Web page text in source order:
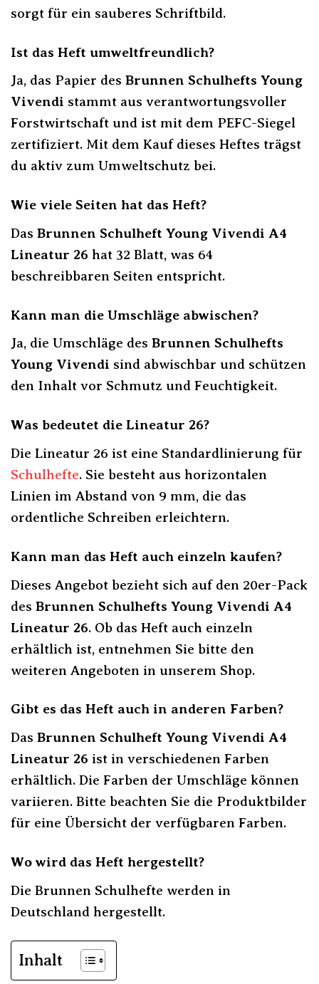
sorgt für ein sauberes Schriftbild.
Ist das Heft umweltfreundlich?
Ja, das Papier des Brunnen Schulhefts Young
Vivendi stammt aus verantwortungsvoller
Forstwirtschaft und ist mit dem PEFC-Siegel
zertifiziert. Mit dem Kauf dieses Heftes trägst
du aktiv zum Umweltschutz bei.
Wie viele Seiten hat das Heft?
Das Brunnen Schulheft Young Vivendi A4
Lineatur 26 hat 32 Blatt, was 64
beschreibbaren Seiten entspricht.
Kann man die Umschläge abwischen?
Ja, die Umschläge des Brunnen Schulhefts
Young Vivendi sind abwischbar und schützen
den Inhalt vor Schmutz und Feuchtigkeit.
Was bedeutet die Lineatur 26?
Die Lineatur 26 ist eine Standardlinierung für
Schulhefte. Sie besteht aus horizontalen
Linien im Abstand von 9 mm, die das
ordentliche Schreiben erleichtern.
Kann man das Heft auch einzeln kaufen?
Dieses Angebot bezieht sich auf den 20er-Pack
des Brunnen Schulhefts Young Vivendi A4
Lineatur 26. Ob das Heft auch einzeln
erhältlich ist, entnehmen Sie bitte den
weiteren Angeboten in unserem Shop.
Gibt es das Heft auch in anderen Farben?
Das Brunnen Schulheft Young Vivendi A4
Lineatur 26 ist in verschiedenen Farben
erhältlich. Die Farben der Umschläge können
variieren. Bitte beachten Sie die Produktbilder
für eine Übersicht der verfügbaren Farben.
Wo wird das Heft hergestellt?
Die Brunnen Schulhefte werden in
Deutschland hergestellt.
Inhalt